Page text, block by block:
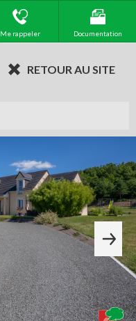
Me rappeler Documentation
RETOUR AU SITE